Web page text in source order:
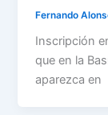
Fernando
Inscripción
que en la
aparezca en